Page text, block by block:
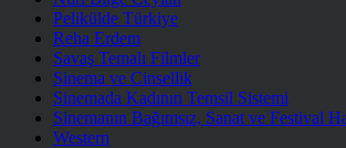
Pelikülde Türkiye
Reha Erdem
Savaş Temalı Filmler
Sinema ve Cinsellik
Sinemada Kadının Temsil Sistemi
Sinemanın Bağımsız, Sanat ve Festival
Western